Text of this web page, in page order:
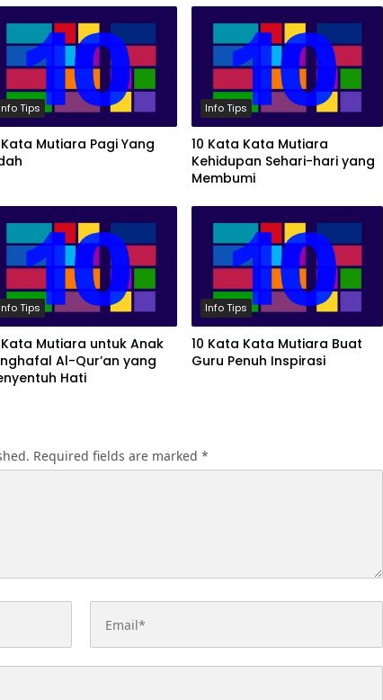
Info Tips
Kata Mutiara Pagi Yang
Info Tips
10 Kata Kata Mutiara
Kehidupan Sehari-hari yang
Membumi
Info Tips
Kata Mutiara untuk Anak
Al-Qur’an yang
Hati
Info Tips
10 Kata Kata Mutiara Buat
Guru Penuh Inspirasi
Required fields are marked *